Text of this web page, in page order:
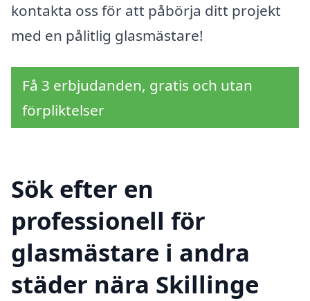
kontakta oss för att påbörja ditt projekt
med en pålitlig glasmästare!
Få 3 erbjudanden, gratis och utan
förpliktelser
Sök efter en
professionell för
glasmästare i andra
städer nära Skillinge